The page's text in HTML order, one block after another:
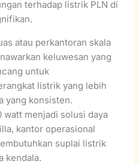
terhadap listrik PLN di
atau perkantoran skala
keluwesan yang
untuk
listrik yang lebih
yang konsisten.
watt menjadi solusi daya
kantor operasional
suplai listrik
kendala.